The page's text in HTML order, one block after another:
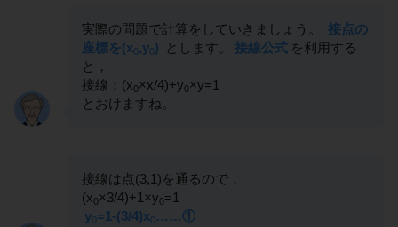
実際の問題で計算をしていきましょう。
接点の
座標を(x0,y0) とします。 接線公式 を利用する
と，
接線：(x0×x/4)+y0×y=1
とおけますね。
接線は点(3,1)を通るので，
(x0×3/4)+1×y0=1
y0=1-(3/4)x0 ……①